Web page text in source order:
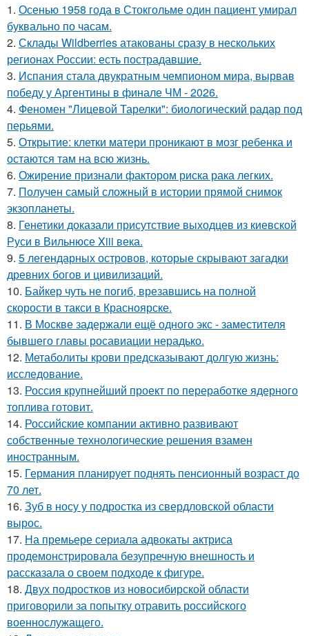
1. Осенью 1958 года в Стокгольме один пациент умирал
буквально по часам.
2. Склады Wildberries атакованы сразу в нескольких
регионах России: есть пострадавшие.
3. Испания стала двукратным чемпионом мира, вырвав
победу у Аргентины в финале ЧМ - 2026.
4. Феномен "Лицевой Тарелки": биологический радар под
перьями.
5. Открытие: клетки матери проникают в мозг ребенка и
остаются там на всю жизнь.
6. Ожирение признали фактором риска рака легких.
7. Получен самый сложный в истории прямой снимок
экзопланеты.
8. Генетики доказали присутствие выходцев из киевской
Руси в Вильнюсе Xiii века.
9. 5 легендарных островов, которые скрывают загадки
древних богов и цивилизаций.
10. Байкер чуть не погиб, врезавшись на полной
скорости в такси в Красноярске.
11. В Москве задержали ещё одного экс - заместителя
бывшего главы росавиации нерадько.
12. Метаболиты крови предсказывают долгую жизнь:
исследование.
13. Россия крупнейший проект по переработке ядерного
топлива готовит.
14. Российские компании активно развивают
собственные технологические решения взамен
иностранным.
15. Германия планирует поднять пенсионный возраст до
70 лет.
16. Зуб в носу у подростка из свердловской области
вырос.
17. На премьере сериала адвокаты актриса
продемонстрировала безупречную внешность и
рассказала о своем подходе к фигуре.
18. Двух подростков из новосибирской области
приговорили за попытку отравить российского
военнослужащего.